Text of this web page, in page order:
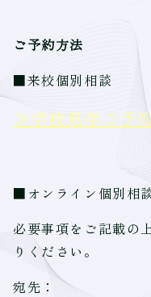
ご予約方法
■来校個別相談
≫学校見学ご予
■オンライン個別相
必要事項をご記載の
りください。
宛先：